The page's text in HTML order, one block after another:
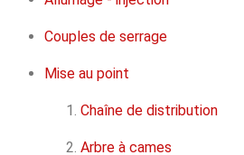
Couples de serrage
Mise au point
Chaîne de distribution
Arbre à cames